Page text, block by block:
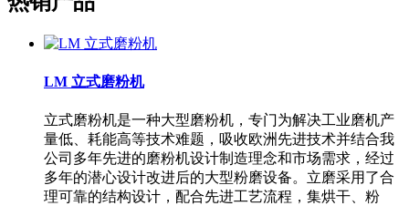
LM 立式磨粉机
立式磨粉机是一种大型磨粉机，专门为解决工业磨机产
量低、耗能高等技术难题，吸收欧洲先进技术并结合我
公司多年先进的磨粉机设计制造理念和市场需求，经过
多年的潜心设计改进后的大型粉磨设备。立磨采用了合
理可靠的结构设计，配合先进工艺流程，集烘干、粉